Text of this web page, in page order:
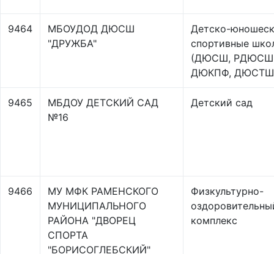
9464
МБОУДОД ДЮСШ
"ДРУЖБА"
Детско-
спортивные
(ДЮСШ,
ДЮКПФ,
9465
МБДОУ ДЕТСКИЙ САД
№16
Детский сад
9466
МУ МФК РАМЕНСКОГО
МУНИЦИПАЛЬНОГО
РАЙОНА "ДВОРЕЦ
СПОРТА
"БОРИСОГЛЕБСКИЙ"
Физкультурно-
комплекс